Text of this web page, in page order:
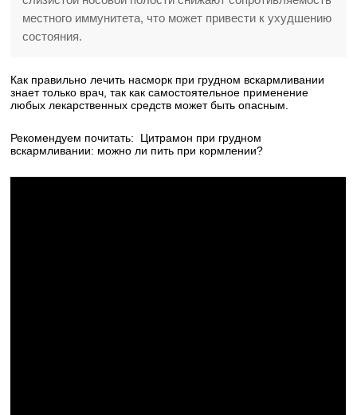
местного иммунитета, что может привести к ухудшению
состояния.
Как правильно лечить насморк при грудном вскармливании
знает только врач, так как самостоятельное применение
любых лекарственных средств может быть опасным.
Рекомендуем почитать:
Цитрамон при грудном
вскармливании: можно ли пить при кормлении?